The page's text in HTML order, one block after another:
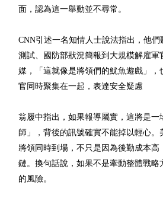
面，認為這一舉動並不尋常。
CNN引述一名知情人士說法指出，他
測試、國防部狀況簡報到大規模解雇
媒，「這就像是將領們的魷魚遊戲」
官同時聚集在一起，表達安全疑慮
翁履中指出，如果報導屬實，這將是
師」，背後的訊號確實不能掉以輕心
將領同時到場，不只是因為後勤成本
鏈。換句話說，如果不是牽動整體戰
的風險。